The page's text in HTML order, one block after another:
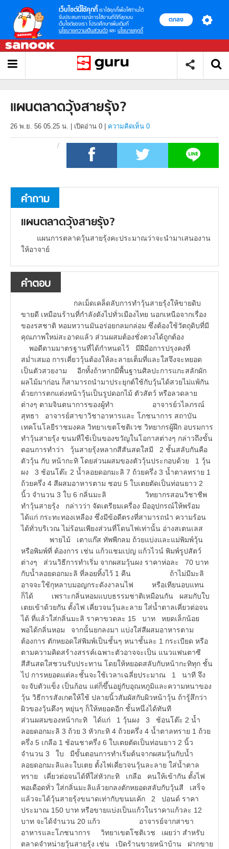
เว็บไซต์นี้ใช้คุกกี้ เราใช้คุกกี้เพื่อให้ท่านได้
รับประสบการณ์การใช้งานที่ดีที่สุดบน
เว็บไซต์ของเรา โปรดศึกษาเพิ่มเติมที่
นโยบายความเป็นส่วนตัว และ นโยบายคุกกี้
ตกลง
แผนตลาดวุ้งสายรุ้ง?
26 พ.ย. 56 05.25 น. เปิดอ่าน 0 ความคิดเห็น 0
คำถาม
แผนตลาดวุ้งสายรุ้ง?
แผนการตลาดวุ้นสายรุ้งคะประมาณว่าจะนำมาเสนองาน
ให้อาจาย์
คำตอบ
กลเม็ดเคล็ดลับการทำวุ้นสายรุ้งให้ขายดิบ
ขายดี เหมือนร้านที่กำลังดังไปทั่วเมืองไทย นอกเหนือจากเรื่อง
ของรสชาติ หอมหวานมันอร่อยกลมกล่อม ซึ่งต้องใช้วัตถุดิบที่มี
คุณภาพใหม่สะอาดแล้ว ส่วนผสมต้องชั่งตวงได้ถูกต้อง
พอดีตามมาตรฐานที่ได้กำหนดไว้ มีฝีมือการปรุงคงที่
สม่ำเสมอ การเคี่ยววุ้นต้องให้ละลายเต็มที่และใสจึงจะหยอด
เป็นตัวสวยงาม อีกทั้งถ้าหากมีพื้นฐานศิลปะการแกะสลักผัก
ผลไม้มาก่อน ก็สามารถนำมาประยุกต์ใช้กับวุ้นได้สวยไม่แพ้กัน
ด้วยการตกแต่งหน้าวุ้นเป็นรูปดอกไม้ ตัวสัตว์ หรือลวดลาย
ต่างๆ ตามจินตนาการของผู้ทำ อาจารย์วไลภรณ์
สุทธา อาจารย์สาขาวิชาอาหารและ โภชนาการ สถาบัน
เทคโนโลยีราชมงคล วิทยาเขตโชติเวช วิทยากรผู้ฝึก อบรมการ
ทำวุ้นสายรุ้ง ขนมที่ใช้เป็นของขวัญในโอกาสต่างๆ กล่าวถึงขั้น
ตอนการทำว่า วุ้นสายรุ้งหลากสีสันสดใสมี 2 ชั้นสลับกันคือ
ตัววุ้น กับ หน้ากะทิ โดยส่วนผสมของตัววุ้นประกอบด้วย 1 วุ้น
ผง 3 ช้อนโต๊ะ 2 น้ำลอยดอกมะลิ 7 ถ้วยครึ่ง 3 น้ำตาลทราย 1
ถ้วยครึ่ง 4 สีผสมอาหารตาม ชอบ 5 ใบเตยตัดเป็นท่อนยาว 2
นิ้ว จำนวน 3 ใบ 6 กลิ่นมะลิ วิทยากรสอนวิชาชีพ
ทำวุ้นสายรุ้ง กล่าวว่า จัดเตรียมเครื่อง มืออุปกรณ์ให้พร้อม
ได้แก่ กระทะทองเหลือง ซึ่งมีข้อดีตรงที่สามารถนำ ความร้อน
ได้ทั่วบริเวณ ไม่ร้อนเพียงส่วนที่โดนไฟเท่านั้น อ่างสเตนเลส
พายไม้ เตาแก๊ส ทัพพีกลม ถ้วยแบ่งและแม่พิมพ์วุ้น
หรือพิมพ์ที่ ต้องการ เช่น แก้วแชมเปญ แก้วไวน์ พิมพ์รูปสัตว์
ต่างๆ ส่วนวิธีการทำเริ่ม จากผสมวุ้นผง ราคาห่อละ 70 บาท
กับน้ำลอยดอกมะลิ ที่ลอยทิ้งไว้ 1 คืน ถ้าไม่มีมะลิ
อาจจะใช้กุหลาบมอญกระดังงาลนไฟ หรือเทียนอบแทน
ก็ได้ เพราะกลิ่นหอมแบบธรรมชาติเหมือนกัน ผสมกับใบ
เตยเข้าด้วยกัน ตั้งไฟ เคี่ยวจนวุ้นละลาย ใส่น้ำตาลเคี่ยวต่อจน
ได้ ที่แล้วใส่กลิ่นมะลิ ราคาขวดละ 15 บาท หยดเล็กน้อย
พอได้กลิ่นหอม จากนั้นยกลงมา แบ่งใส่สีผสมอาหารตาม
ต้องการ ตักหยอดใส่พิมพ์เป็นชั้นๆ หนาชั้นละ 1 กระเบียด หรือ
ตามความคิดสร้างสรรค์เฉพาะตัวอาจจะเป็น แนวแฟนตาซี
สีสันสดใสชวนรับประทาน โดยให้หยอดสลับกับหน้ากะทิทุก ชั้น
ไป การหยอดแต่ละชั้นจะใช้เวลาเฉลี่ยประมาณ 1 นาที จึง
จะจับตัวแข็ง เป็นก้อน แต่ก็ขึ้นอยู่กับอุณหภูมิและความหนาของ
วุ้น วิธีการสังเกตให้ใช้ ปลายนิ้วสัมผัสกับผิวหน้าวุ้น ถ้ารู้สึกว่า
ผิวของวุ้นตึงๆ หยุ่นๆ ก็ให้หยอดอีก ชั้นหนึ่งได้ทันที
ส่วนผสมของหน้ากะทิ ได้แก่ 1 วุ้นผง 3 ช้อนโต๊ะ 2 น้ำ
ลอยดอกมะลิ 3 ถ้วย 3 หัวกะทิ 4 ถ้วยครึ่ง 4 น้ำตาลทราย 1 ถ้วย
ครึ่ง 5 เกลือ 1 ช้อนชาครึ่ง 6 ใบเตยตัดเป็นท่อนยาว 2 นิ้ว
จำนวน 3 ใบ มีขั้นตอนการทำเริ่มต้นจากผสมวุ้นกับน้ำ
ลอยดอกมะลิและใบเตย ตั้งไฟเคี่ยวจนวุ้นละลาย ใส่น้ำตาล
ทราย เคี่ยวต่อจนได้ที่ใส่หัวกะทิ เกลือ คนให้เข้ากัน ตั้งไฟ
พอเดือดทั่ว ใส่กลิ่นมะลิแล้วยกลงตักหยอดสลับกับวุ้นสี เสร็จ
แล้วจะได้วุ้นสายรุ้งขนาดเท่ากับขนมเค้ก 2 ปอนด์ ราคา
ประมาณ 150 บาท หรือขายแบ่งเป็นแก้วในราคาแก้วละ 12
บาท จะได้จำนวน 20 แก้ว อาจารย์จากสาขา
อาหารและโภชนาการ วิทยาเขตโชติเวช เผยว่า สำหรับ
ตลาดจำหน่ายวุ้นสายรุ้ง เช่น เปิดร้านขายหน้าบ้าน ฝากขาย